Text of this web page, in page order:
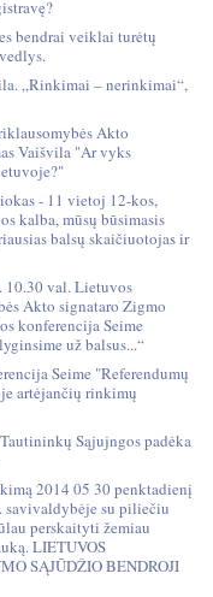
bendrai veiklai turėtų
„Rinkimai – nerinkimai“,
Akto
Vaišvila "Ar vyks
- 11 vietoj 12-kos,
kalba, mūsų būsimasis
balsų skaičiuotojas ir
10.30 val. Lietuvos
Akto signataro Zigmo
konferencija Seime
už balsus...“
Seime "Referendumų
artėjančių rinkimų
Sąjujngos padėka
2014 05 30 penktadienį
savivaldybėje su piliečiu
perskaityti žemiau
LIETUVOS
SĄJŪDŽIO BENDROJI